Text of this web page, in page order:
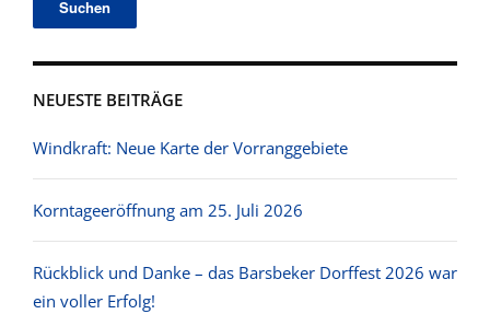
NEUESTE BEITRÄGE
Windkraft: Neue Karte der Vorranggebiete
Korntageeröffnung am 25. Juli 2026
Rückblick und Danke – das Barsbeker Dorffest 2026 war
ein voller Erfolg!